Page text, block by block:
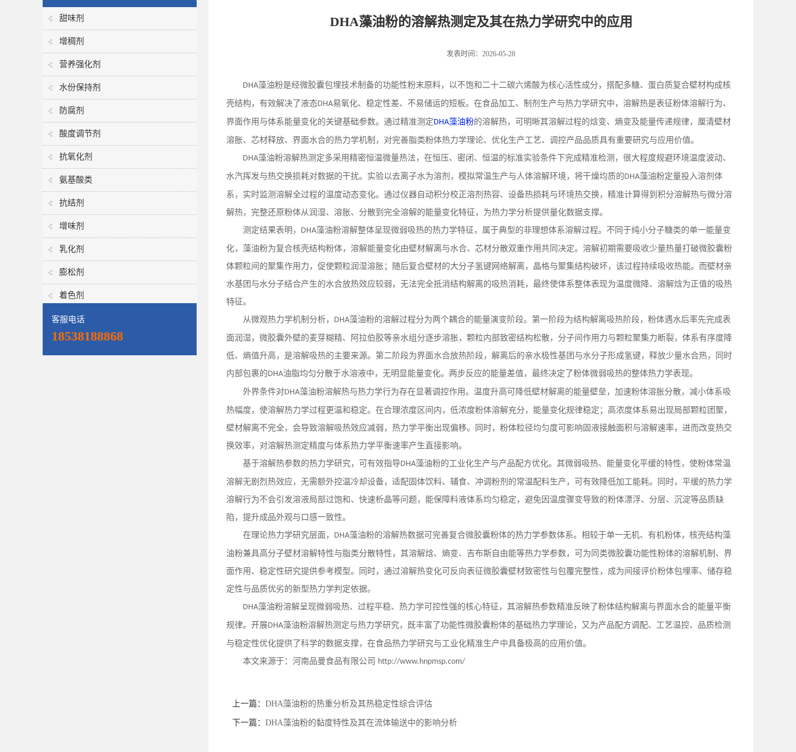
甜味剂
增稠剂
营养强化剂
水份保持剂
防腐剂
酸度调节剂
抗氧化剂
氨基酸类
抗结剂
增味剂
乳化剂
膨松剂
着色剂
客服电话
18538188868
DHA藻油粉的溶解热测定及其在热力学研究中的应用
发表时间：2026-05-28
DHA藻油粉是经微胶囊包埋技术制备的功能性粉末原料，以不饱和二十二碳六烯酸为核心活性成分，搭配多糖、蛋白质复合壁材构成核
壳结构，有效解决了液态DHA易氧化、稳定性差、不易储运的短板。在食品加工、制剂生产与热力学研究中，溶解热是表征粉体溶解行为、
界面作用与体系能量变化的关键基础参数。通过精准测定DHA藻油粉的溶解热，可明晰其溶解过程的焓变、熵变及能量传递规律，厘清壁材
溶胀、芯材释放、界面水合的热力学机制，对完善脂类粉体热力学理论、优化生产工艺、调控产品品质具有重要研究与应用价值。
DHA藻油粉溶解热测定多采用精密恒温微量热法，在恒压、密闭、恒温的标准实验条件下完成精准检测，很大程度规避环境温度波动、
水汽挥发与热交换损耗对数据的干扰。实验以去离子水为溶剂，模拟常温生产与人体溶解环境，将干燥均质的DHA藻油粉定量投入溶剂体
系，实时监测溶解全过程的温度动态变化。通过仪器自动积分校正溶剂热容、设备热损耗与环境热交换，精准计算得到积分溶解热与微分溶
解热，完整还原粉体从润湿、溶胀、分散到完全溶解的能量变化特征，为热力学分析提供量化数据支撑。
测定结果表明， DHA藻油粉溶解整体呈现微弱吸热的热力学特征，属于典型的非理想体系溶解过程。不同于纯小分子糖类的单一能量变
化，藻油粉为复合核壳结构粉体，溶解能量变化由壁材解离与水合、芯材分散双重作用共同决定。溶解初期需要吸收少量热量打破微胶囊粉
体颗粒间的聚集作用力，促使颗粒润湿溶胀；随后复合壁材的大分子氢键网络解离，晶格与聚集结构破坏，该过程持续吸收热能。而壁材亲
水基团与水分子结合产生的水合放热效应较弱，无法完全抵消结构解离的吸热消耗，最终使体系整体表现为温度微降、溶解焓为正值的吸热
特征。
从微观热力学机制分析， DHA藻油粉的溶解过程分为两个耦合的能量演变阶段。第一阶段为结构解离吸热阶段，粉体遇水后率先完成表
面润湿，微胶囊外壁的麦芽糊精、阿拉伯胶等亲水组分逐步溶胀，颗粒内部致密结构松散，分子间作用力与颗粒聚集力断裂，体系有序度降
低、熵值升高，是溶解吸热的主要来源。第二阶段为界面水合放热阶段，解离后的亲水极性基团与水分子形成氢键，释放少量水合热，同时
内部包裹的DHA油脂均匀分散于水溶液中，无明显能量变化。两步反应的能量差值，最终决定了粉体微弱吸热的整体热力学表现。
外界条件对DHA藻油粉溶解热与热力学行为存在显著调控作用。温度升高可降低壁材解离的能量壁垒，加速粉体溶胀分散，减小体系吸
热幅度，使溶解热力学过程更温和稳定。在合理浓度区间内，低浓度粉体溶解充分，能量变化规律稳定；高浓度体系易出现局部颗粒团聚，
壁材解离不完全，会导致溶解吸热效应减弱，热力学平衡出现偏移。同时，粉体粒径均匀度可影响固液接触面积与溶解速率，进而改变热交
换效率，对溶解热测定精度与体系热力学平衡速率产生直接影响。
基于溶解热参数的热力学研究，可有效指导DHA藻油粉的工业化生产与产品配方优化。其微弱吸热、能量变化平缓的特性，使粉体常温
溶解无剧烈热效应，无需额外控温冷却设备，适配固体饮料、辅食、冲调粉剂的常温配料生产，可有效降低加工能耗。同时，平缓的热力学
溶解行为不会引发溶液局部过饱和、快速析晶等问题，能保障料液体系均匀稳定，避免因温度骤变导致的粉体漂浮、分层、沉淀等品质缺
陷，提升成品外观与口感一致性。
在理论热力学研究层面， DHA藻油粉的溶解热数据可完善复合微胶囊粉体的热力学参数体系。相较于单一无机、有机粉体，核壳结构藻
油粉兼具高分子壁材溶解特性与脂类分散特性，其溶解焓、熵变、吉布斯自由能等热力学参数，可为同类微胶囊功能性粉体的溶解机制、界
面作用、稳定性研究提供参考模型。同时，通过溶解热变化可反向表征微胶囊壁材致密性与包覆完整性，成为间接评价粉体包埋率、储存稳
定性与品质优劣的新型热力学判定依据。
DHA藻油粉溶解呈现微弱吸热、过程平稳、热力学可控性强的核心特征，其溶解热参数精准反映了粉体结构解离与界面水合的能量平衡
规律。开展DHA藻油粉溶解热测定与热力学研究，既丰富了功能性微胶囊粉体的基础热力学理论，又为产品配方调配、工艺温控、品质检测
与稳定性优化提供了科学的数据支撑，在食品热力学研究与工业化精准生产中具备极高的应用价值。
本文来源于：河南品曼食品有限公司 http://www.hnpmsp.com/
上一篇： DHA藻油粉的热重分析及其热稳定性综合评估
下一篇： DHA藻油粉的黏度特性及其在流体输送中的影响分析